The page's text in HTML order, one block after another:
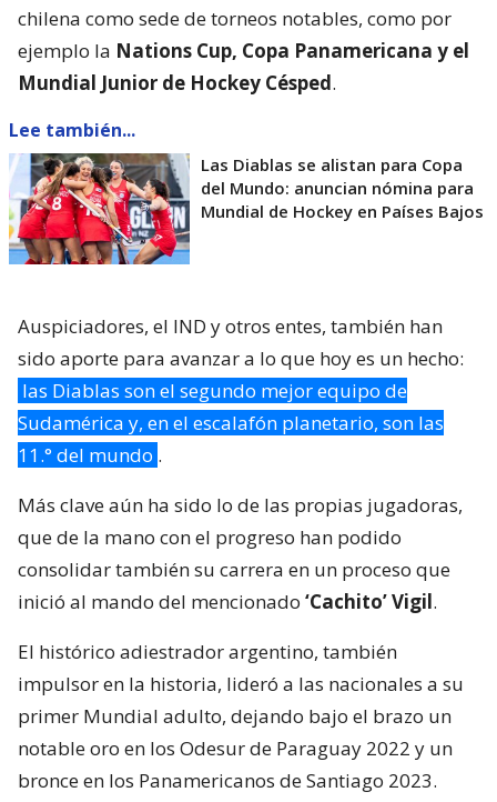
chilena como sede de torneos notables, como por
ejemplo la Nations Cup, Copa Panamericana y el
Mundial Junior de Hockey Césped.
Lee también...
Las Diablas se alistan para Copa
del Mundo: anuncian nómina para
Mundial de Hockey en Países Bajos
Auspiciadores, el IND y otros entes, también han
sido aporte para avanzar a lo que hoy es un hecho:
las Diablas son el segundo mejor equipo de
Sudamérica y, en el escalafón planetario, son las
11.° del mundo .
Más clave aún ha sido lo de las propias jugadoras,
que de la mano con el progreso han podido
consolidar también su carrera en un proceso que
inició al mando del mencionado ‘Cachito’ Vigil.
El histórico adiestrador argentino, también
impulsor en la historia, lideró a las nacionales a su
primer Mundial adulto, dejando bajo el brazo un
notable oro en los Odesur de Paraguay 2022 y un
bronce en los Panamericanos de Santiago 2023.